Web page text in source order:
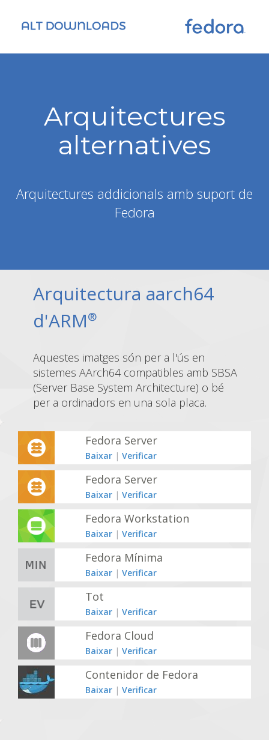
Arquitectures
alternatives
Arquitectures addicionals amb suport de
Fedora
Arquitectura aarch64
d'ARM®
Aquestes imatges són per a l'ús en
sistemes AArch64 compatibles amb SBSA
(Server Base System Architecture) o bé
per a ordinadors en una sola placa.
Fedora Server
Baixar | Verificar
Fedora Server
Baixar | Verificar
Fedora Workstation
Baixar | Verificar
Fedora Mínima
Baixar | Verificar
Tot
Baixar | Verificar
Fedora Cloud
Baixar | Verificar
Contenidor de Fedora
Baixar | Verificar